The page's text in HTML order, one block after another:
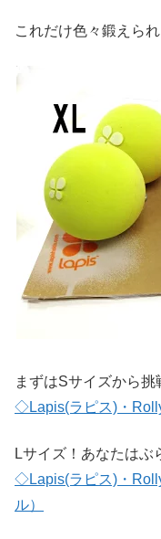
これだけ色々鍛えら
まずはSサイズから挑
◇Lapis(ラピス)・
Lサイズ！あなたはぶ
◇Lapis(ラピス)・
ル）